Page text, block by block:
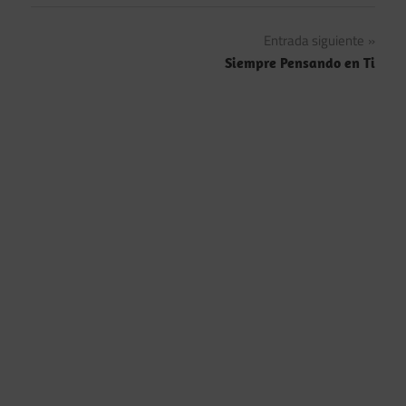
Entrada siguiente
Siempre Pensando en Ti